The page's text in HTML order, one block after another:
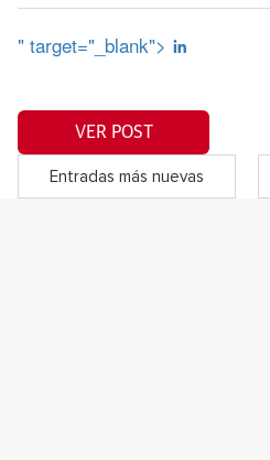
" target="_blank">
VER POST
Entradas más nuevas